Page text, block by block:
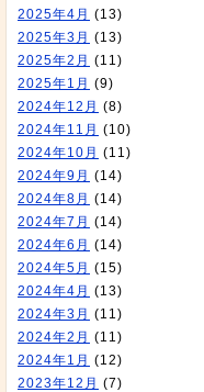
2025年4月 (13)
2025年3月 (13)
2025年2月 (11)
2025年1月 (9)
2024年12月 (8)
2024年11月 (10)
2024年10月 (11)
2024年9月 (14)
2024年8月 (14)
2024年7月 (14)
2024年6月 (14)
2024年5月 (15)
2024年4月 (13)
2024年3月 (11)
2024年2月 (11)
2024年1月 (12)
2023年12月 (7)